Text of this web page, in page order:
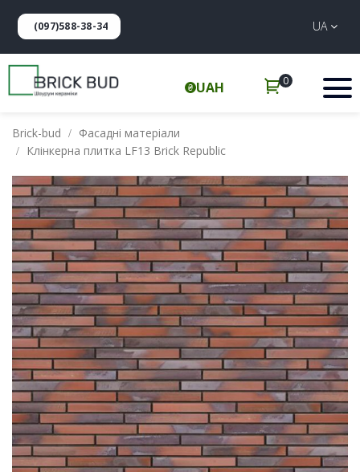
(097)588-38-34 UA
UAH 0
Brick-bud
Фасадні матеріали
Клінкерна плитка LF13 Brick Republic